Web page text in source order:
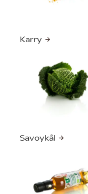
Karry
Savoykål